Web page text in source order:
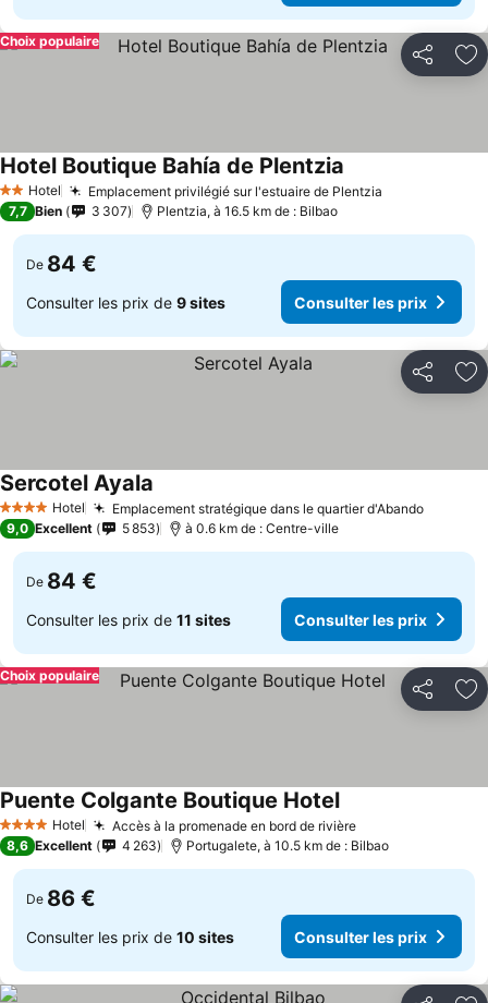
Partager
Choix populaire
2 Étoiles
Hotel Emplacement privilégié sur l'estuaire de Plentzia
Hotel Boutique Bahía de Plentzia
7,7 Bien 3 307 Plentzia, à 16.5 km de : Bilbao
De 84 €
Consulter les prix de 9 sites Consulter les prix
Partager
4 Étoiles Hotel Emplacement stratégique dans le quartier d'Abando
Sercotel Ayala
9,0 Excellent 5 853 à 0.6 km de : Centre-ville
De 84 €
Consulter les prix de 11 sites Consulter les prix
Partager
Choix populaire
4 Étoiles Hotel Accès à la promenade en bord de rivièreConsulter les
Puente Colgante Boutique HotelConsulter les prix
8,6 Excellent 4 263 Portugalete, à 10.5 km de : Bilbao
De 86 €
Consulter les prix de 10 sites Consulter les prix